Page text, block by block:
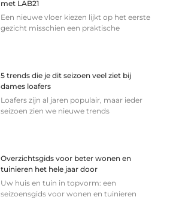
met LAB21
Een nieuwe vloer kiezen lijkt op het eerste
gezicht misschien een praktische
5 trends die je dit seizoen veel ziet bij
dames loafers
Loafers zijn al jaren populair, maar ieder
seizoen zien we nieuwe trends
Overzichtsgids voor beter wonen en
tuinieren het hele jaar door
Uw huis en tuin in topvorm: een
seizoensgids voor wonen en tuinieren